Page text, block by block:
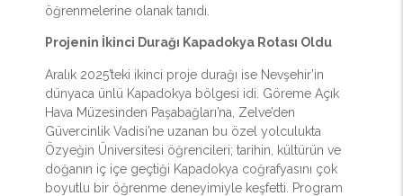
öğrenmelerine olanak tanıdı.
Projenin İkinci Durağı Kapadokya Rotası Oldu
Aralık 2025’teki ikinci proje durağı ise Nevşehir’in
dünyaca ünlü Kapadokya bölgesi idi. Göreme Açık
Hava Müzesinden Paşabağları’na, Zelve’den
Güvercinlik Vadisi’ne uzanan bu özel yolculukta
Özyeğin Üniversitesi öğrencileri; tarihin, kültürün ve
doğanın iç içe geçtiği Kapadokya coğrafyasını çok
boyutlu bir öğrenme deneyimiyle keşfetti. Program